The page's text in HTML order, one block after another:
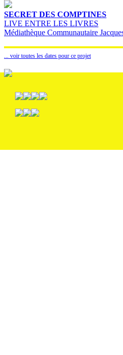
SECRET DES COMPTINES
LIVE ENTRE LES LIVRES
Médiathèque Communautaire
... voir toutes les dates pour ce projet